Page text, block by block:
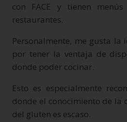
con FACE y tienen
restaurantes.
Personalmente, me gusta la
por tener la ventaja de
donde poder cocinar.
Esto es especialmente
donde el conocimiento de la
del gluten es escaso.